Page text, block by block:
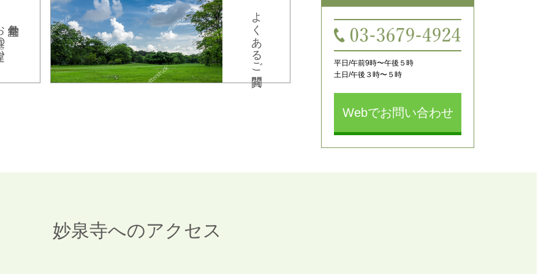
納骨堂と
い よくあるご質問
平日/午前9時〜午後５時
土日/午後３時〜５時
Webでお問い合わせ
妙泉寺へのアクセス